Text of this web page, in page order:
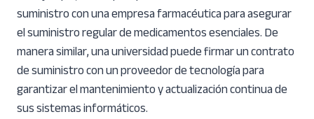
suministro con una empresa farmacéutica para asegurar
el suministro regular de medicamentos esenciales. De
manera similar, una universidad puede firmar un contrato
de suministro con un proveedor de tecnología para
garantizar el mantenimiento y actualización continua de
sus sistemas informáticos.